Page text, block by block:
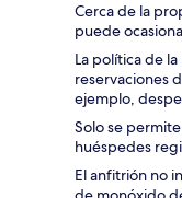
Cerca de la
puede
La política de
reservaciones
ejemplo,
Solo se
huéspedes
El anfitrión no